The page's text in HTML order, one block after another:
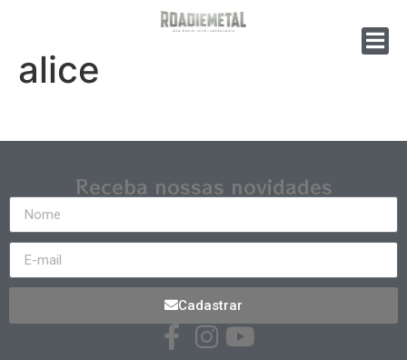
alice
Receba nossas novidades
Cadastrar